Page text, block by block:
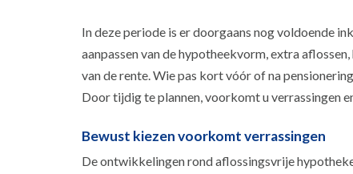
In deze periode is er doorgaans nog voldoende
aanpassen van de hypotheekvorm, extra
van de rente. Wie pas kort vóór of na
Door tijdig te plannen, voorkomt u verrassingen
Bewust kiezen voorkomt verrassingen
De ontwikkelingen rond aflossingsvrije